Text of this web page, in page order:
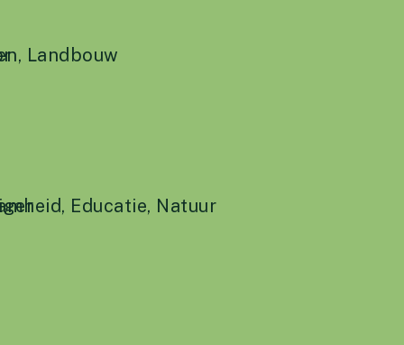
, Landbouw
, Educatie, Natuur